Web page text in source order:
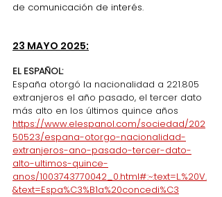
de comunicación de interés.
23 MAYO 2025:
EL ESPAÑOL:
España otorgó la nacionalidad a 221.805
extranjeros el año pasado, el tercer dato
más alto en los últimos quince años
https://www.elespanol.com/sociedad/202
50523/espana-otorgo-nacionalidad-
extranjeros-ano-pasado-tercer-dato-
alto-ultimos-quince-
anos/1003743770042_0.html#:~:text=L.%20V.
&text=Espa%C3%B1a%20concedi%C3